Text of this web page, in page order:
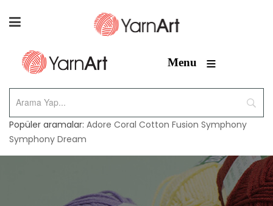
Menu ≡
Popüler aramalar: Adore Coral Cotton Fusion Symphony
Symphony Dream